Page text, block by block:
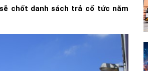
sẽ chốt danh sách trả cổ tức năm